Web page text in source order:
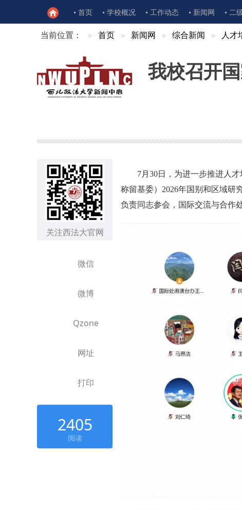
首页 学校概况 工作动态 新闻网 二
当前位置： 首页 新闻网 综合新闻 人才
我校召开
关注西法大官网
微信
微博
Qzone
网址
打印
2405
阅读
7月30日，为进一步推进人
称留基委）2026年国别和区域研
负责同志参会，国际交流与合作